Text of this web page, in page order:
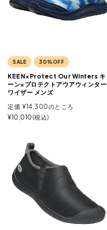
SALE 30%OFF
KEEN×Protect Our Winters キ
ーン×プロテクトアウアウィンター
ワイザー メンズ
定価 ¥14,300のところ
¥10,010 税込